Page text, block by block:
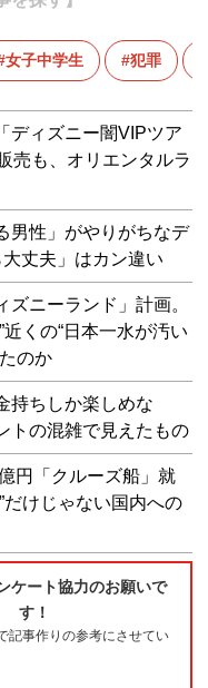
女子中学生 犯罪
ディズニー闇VIPツア
売も、オリエンタルラ
男性」がやりがちなデ
丈夫」はカン違い
ニーランド」計画。
くの“日本一水が汚い
のか
持ちしか楽しめな
トの混雑で見えたもの
円「クルーズ船」就
だけじゃない国内への